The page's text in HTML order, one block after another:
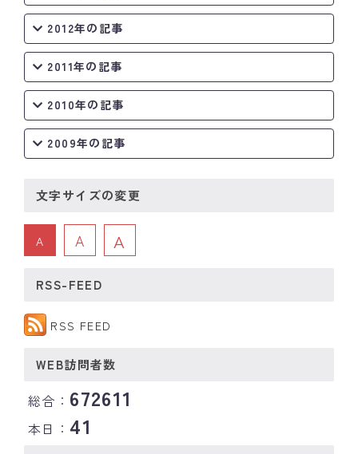
2012年の記事
2011年の記事
2010年の記事
2009年の記事
文字サイズの変更
A A A
RSS-FEED
RSS FEED
WEB訪問者数
総合： 672611
本日： 41